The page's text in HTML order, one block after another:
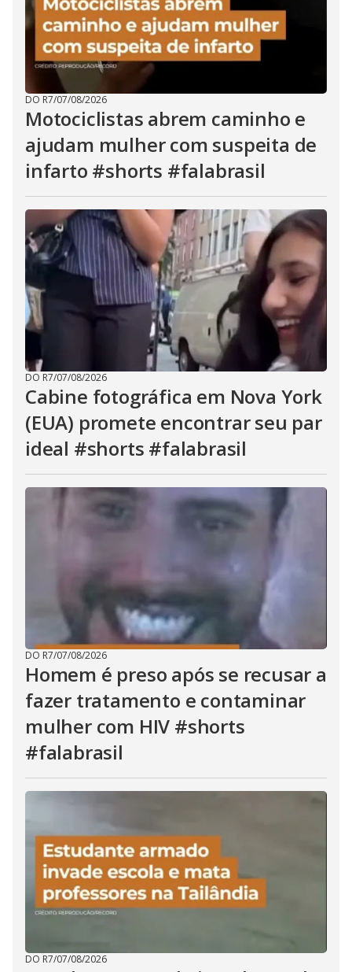
DO R7/07/08/2026
Motociclistas abrem caminho e
ajudam mulher com suspeita de
infarto #shorts #falabrasil
DO R7/07/08/2026
Cabine fotográfica em Nova York
(EUA) promete encontrar seu par
ideal #shorts #falabrasil
DO R7/07/08/2026
Homem é preso após se recusar a
fazer tratamento e contaminar
mulher com HIV #shorts
#falabrasil
DO R7/07/08/2026